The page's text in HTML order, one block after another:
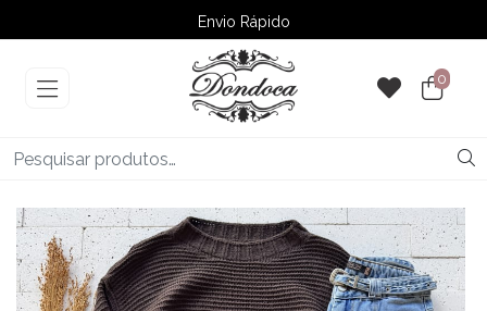
Envio Rápido
➚ Ofertas– Até 60% OFF
0